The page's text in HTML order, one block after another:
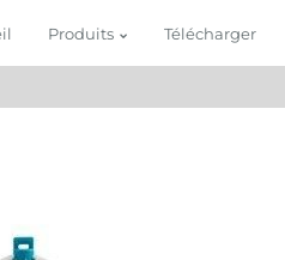
Produits Télécharger